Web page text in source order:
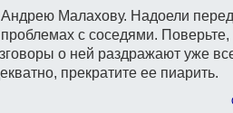
Андрею Малахову. Надоели
с соседями.
о ней раздражают уже
прекратите ее пиарить.